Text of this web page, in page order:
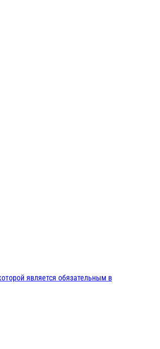
является обязательным в